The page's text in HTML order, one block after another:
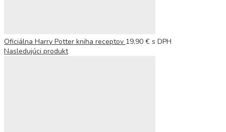
Oficiálna Harry Potter kniha receptov 19,90 € s DPH
Nasledujúci produkt